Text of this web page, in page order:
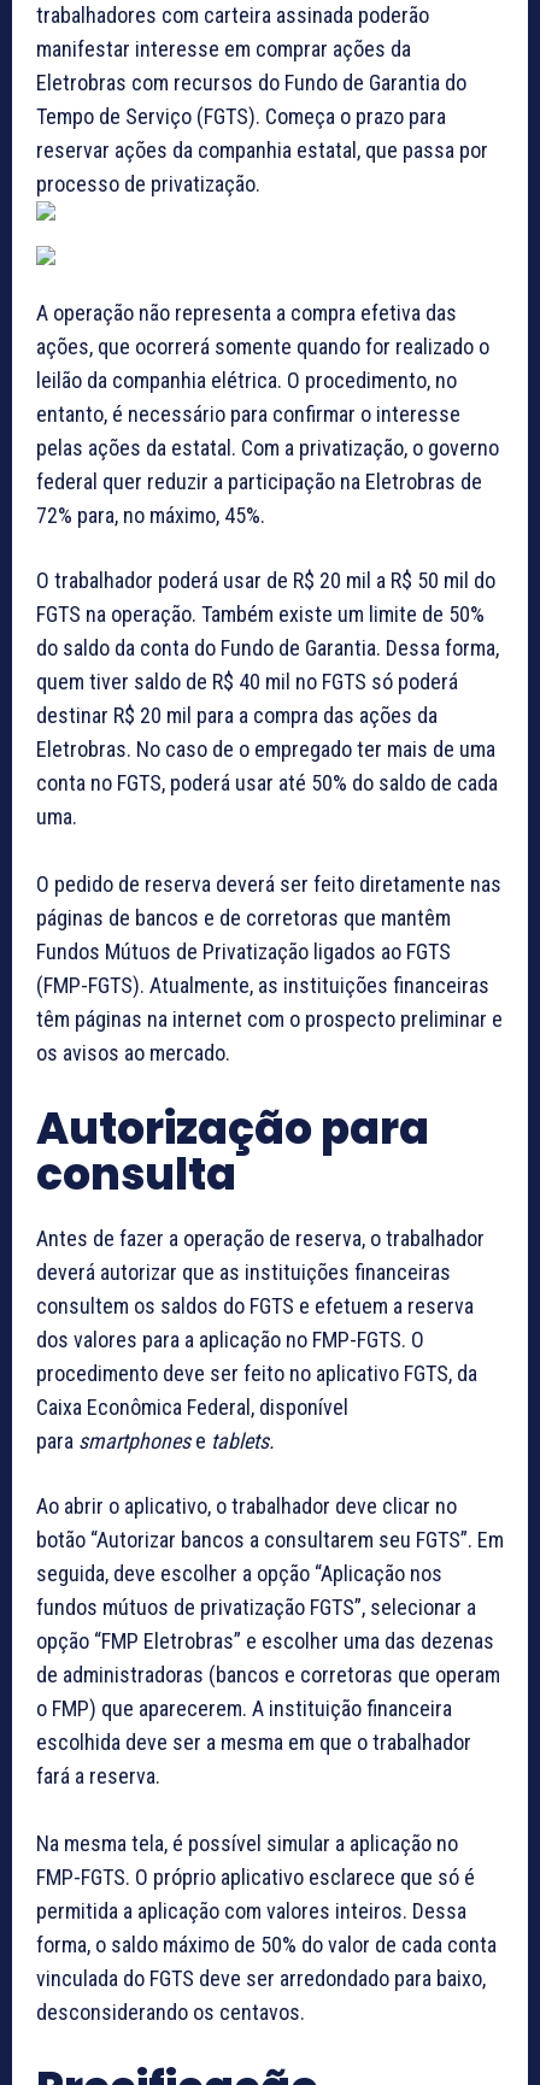
trabalhadores com carteira assinada poderão
manifestar interesse em comprar ações da
Eletrobras com recursos do Fundo de Garantia do
Tempo de Serviço (FGTS). Começa o prazo para
reservar ações da companhia estatal, que passa por
processo de privatização.
A operação não representa a compra efetiva das
ações, que ocorrerá somente quando for realizado o
leilão da companhia elétrica. O procedimento, no
entanto, é necessário para confirmar o interesse
pelas ações da estatal. Com a privatização, o governo
federal quer reduzir a participação na Eletrobras de
72% para, no máximo, 45%.
O trabalhador poderá usar de R$ 20 mil a R$ 50 mil do
FGTS na operação. Também existe um limite de 50%
do saldo da conta do Fundo de Garantia. Dessa forma,
quem tiver saldo de R$ 40 mil no FGTS só poderá
destinar R$ 20 mil para a compra das ações da
Eletrobras. No caso de o empregado ter mais de uma
conta no FGTS, poderá usar até 50% do saldo de cada
uma.
O pedido de reserva deverá ser feito diretamente nas
páginas de bancos e de corretoras que mantêm
Fundos Mútuos de Privatização ligados ao FGTS
(FMP-FGTS). Atualmente, as instituições financeiras
têm páginas na internet com o prospecto preliminar e
os avisos ao mercado.
Autorização para
consulta
Antes de fazer a operação de reserva, o trabalhador
deverá autorizar que as instituições financeiras
consultem os saldos do FGTS e efetuem a reserva
dos valores para a aplicação no FMP-FGTS. O
procedimento deve ser feito no aplicativo FGTS, da
Caixa Econômica Federal, disponível
para smartphonese tablets.
Ao abrir o aplicativo, o trabalhador deve clicar no
botão “Autorizar bancos a consultarem seu FGTS”. Em
seguida, deve escolher a opção “Aplicação nos
fundos mútuos de privatização FGTS”, selecionar a
opção “FMP Eletrobras” e escolher uma das dezenas
de administradoras (bancos e corretoras que operam
o FMP) que aparecerem. A instituição financeira
escolhida deve ser a mesma em que o trabalhador
fará a reserva.
Na mesma tela, é possível simular a aplicação no
FMP-FGTS. O próprio aplicativo esclarece que só é
permitida a aplicação com valores inteiros. Dessa
forma, o saldo máximo de 50% do valor de cada conta
vinculada do FGTS deve ser arredondado para baixo,
desconsiderando os centavos.